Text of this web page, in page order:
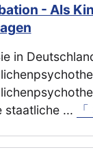
- Als
in
staatliche...